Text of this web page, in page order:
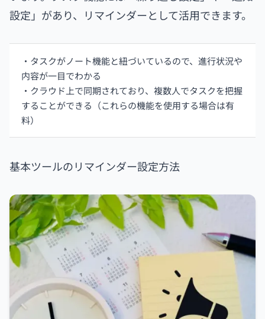
設定」があり、リマインダーとして活用できます。
・タスクがノート機能と紐づいているので、進行状況や
内容が一目でわかる
・クラウド上で同期されており、複数人でタスクを把握
することができる（これらの機能を使用する場合は有
料）
基本ツールのリマインダー設定方法